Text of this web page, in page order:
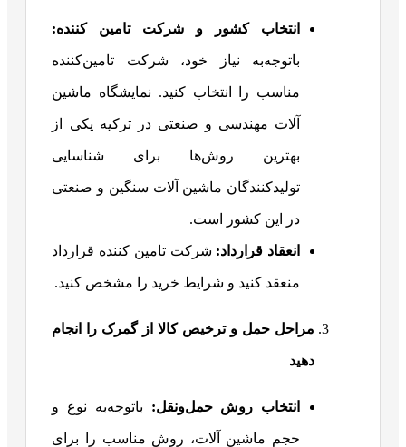
انتخاب کشور و شرکت تامین کننده:
باتوجه‌به نیاز خود، شرکت تامین‌کننده
مناسب را انتخاب کنید. نمایشگاه ماشین
آلات مهندسی و صنعتی در ترکیه یکی از
بهترین روش‌ها برای شناسایی
تولیدکنندگان ماشین آلات سنگین و صنعتی
در این کشور است.
انعقاد قرارداد: شرکت تامین کننده قرارداد
منعقد کنید و شرایط خرید را مشخص کنید.
مراحل حمل و ترخیص کالا از گمرک را انجام
دهید
انتخاب روش حمل‌ونقل: باتوجه‌به نوع و
حجم ماشین آلات، روش مناسب را برای